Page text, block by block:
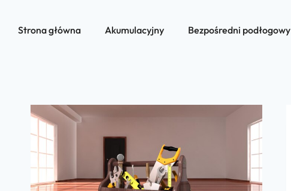
Strona główna Akumulacyjny Bezpośredni podłogowy